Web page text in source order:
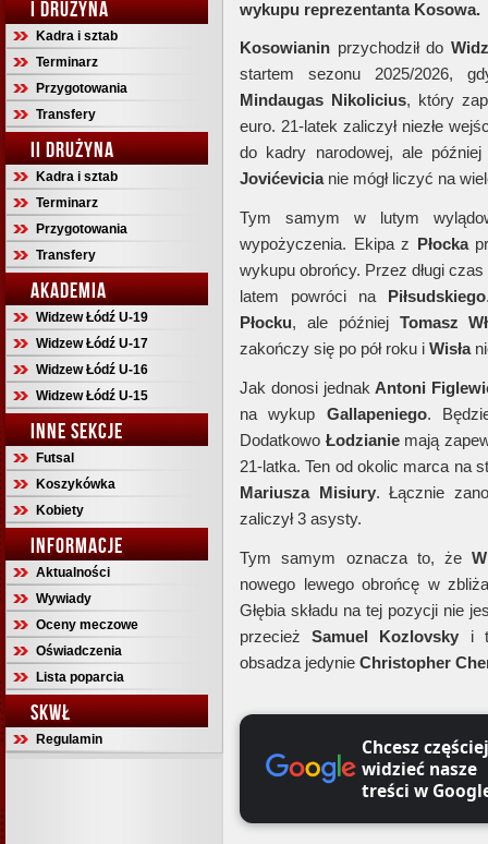
I DRUŻYNA
Kadra i sztab
Terminarz
Przygotowania
Transfery
II DRUŻYNA
Kadra i sztab
Terminarz
Przygotowania
Transfery
AKADEMIA
Widzew Łódź U-19
Widzew Łódź U-17
Widzew Łódź U-16
Widzew Łódź U-15
INNE SEKCJE
Futsal
Koszykówka
Kobiety
INFORMACJE
Aktualności
Wywiady
Oceny meczowe
Oświadczenia
Lista poparcia
SKWŁ
Regulamin
wykupu reprezentanta Kosowa.
Kosowianin przychodził do
startem sezonu 2025/2026,
Mindaugas Nikolicius, który
euro. 21-latek zaliczył niezłe
do kadry narodowej, ale
Jovićevicianie mógł liczyć na
Tym samym w lutym
wypożyczenia. Ekipa z Płocka
wykupu obrońcy. Przez długi
latem powróci na Piłsudskiego
Płocku, ale później Tomasz
zakończy się po pół roku i Wisła
Jak donosi jednak Antoni
na wykup Gallapeniego.
Dodatkowo Łodzianiemają
21-latka. Ten od okolic marca na
Mariusza Misiury. Łącznie
zaliczył 3 asysty.
Tym samym oznacza to, że
nowego lewego obrońcę w
Głębia składu na tej pozycji nie
przecieżSamuel Kozlovsky i
obsadza jedynie Christopher
Chcesz częściej
widzieć nasze
treści w